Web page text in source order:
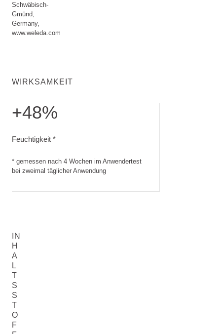
Schwäbisch-
Gmünd,
Germany,
www.weleda.com
WIRKSAMKEIT
+48%
Feuchtigkeit *
* gemessen nach 4 Wochen im Anwendertest
bei zweimal täglicher Anwendung
IN
H
A
L
T
S
S
T
O
F